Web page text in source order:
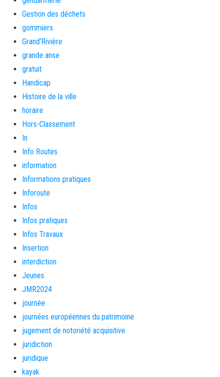
Gestion des déchets
gommiers
Grand'Rivière
grande anse
gratuit
Handicap
Histoire de la ville
horaire
Hors-Classement
In
Info Routes
information
Informations pratiques
Inforoute
Infos
Infos pratiques
Infos Travaux
Insertion
interdiction
Jeunes
JMR2024
journée
journées européennes du patrimoine
jugement de notoriété acquisitive
juridiction
juridique
kayak